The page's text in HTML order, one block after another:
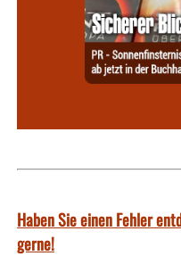
Haben Sie einen Fehler
gerne!